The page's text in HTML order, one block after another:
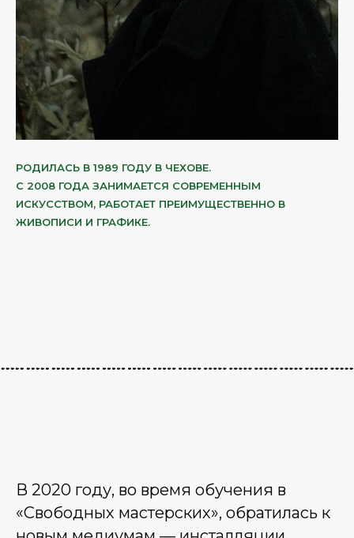
РОДИЛАСЬ В 1989 ГОДУ В ЧЕХОВЕ.
С 2008 ГОДА ЗАНИМАЕТСЯ СОВРЕМЕННЫМ
ИСКУССТВОМ, РАБОТАЕТ ПРЕИМУЩЕСТВЕННО В
ЖИВОПИСИ И ГРАФИКЕ.
В 2020 году, во время обучения в
«Свободных мастерских», обратилась к